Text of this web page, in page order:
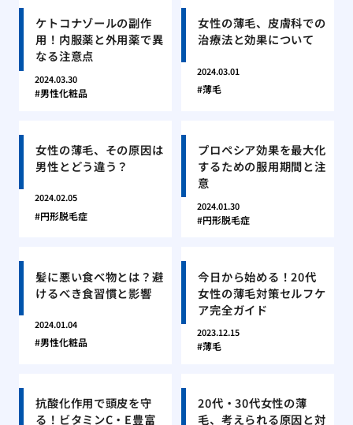
ケトコナゾールの副作
用！内服薬と外用薬で異
なる注意点
2024.03.30
男性化粧品
女性の薄毛、皮膚科での
治療法と効果について
2024.03.01
薄毛
女性の薄毛、その原因は
男性とどう違う？
2024.02.05
円形脱毛症
プロペシア効果を最大化
するための服用期間と注
意
2024.01.30
円形脱毛症
髪に悪い食べ物とは？避
けるべき食習慣と影響
2024.01.04
男性化粧品
今日から始める！20代
女性の薄毛対策セルフケ
ア完全ガイド
2023.12.15
薄毛
抗酸化作用で頭皮を守
る！ビタミンC・E豊富
20代・30代女性の薄
毛、考えられる原因と対